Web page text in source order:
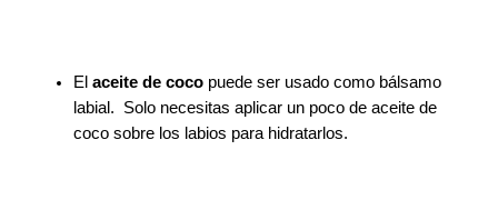
Elaceite de coco puede ser usado como bálsamo
labial. Solo necesitas aplicar un poco de aceite de
coco sobre los labios para hidratarlos.